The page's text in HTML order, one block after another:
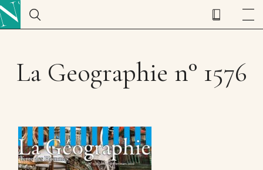
La Geographie n° 1576